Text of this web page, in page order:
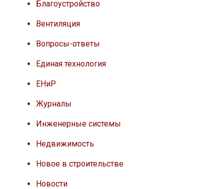
Благоустройство
Вентиляция
Вопросы-ответы
Единая технология
ЕНиР
Журналы
Инженерные системы
Недвижимость
Новое в строительстве
Новости